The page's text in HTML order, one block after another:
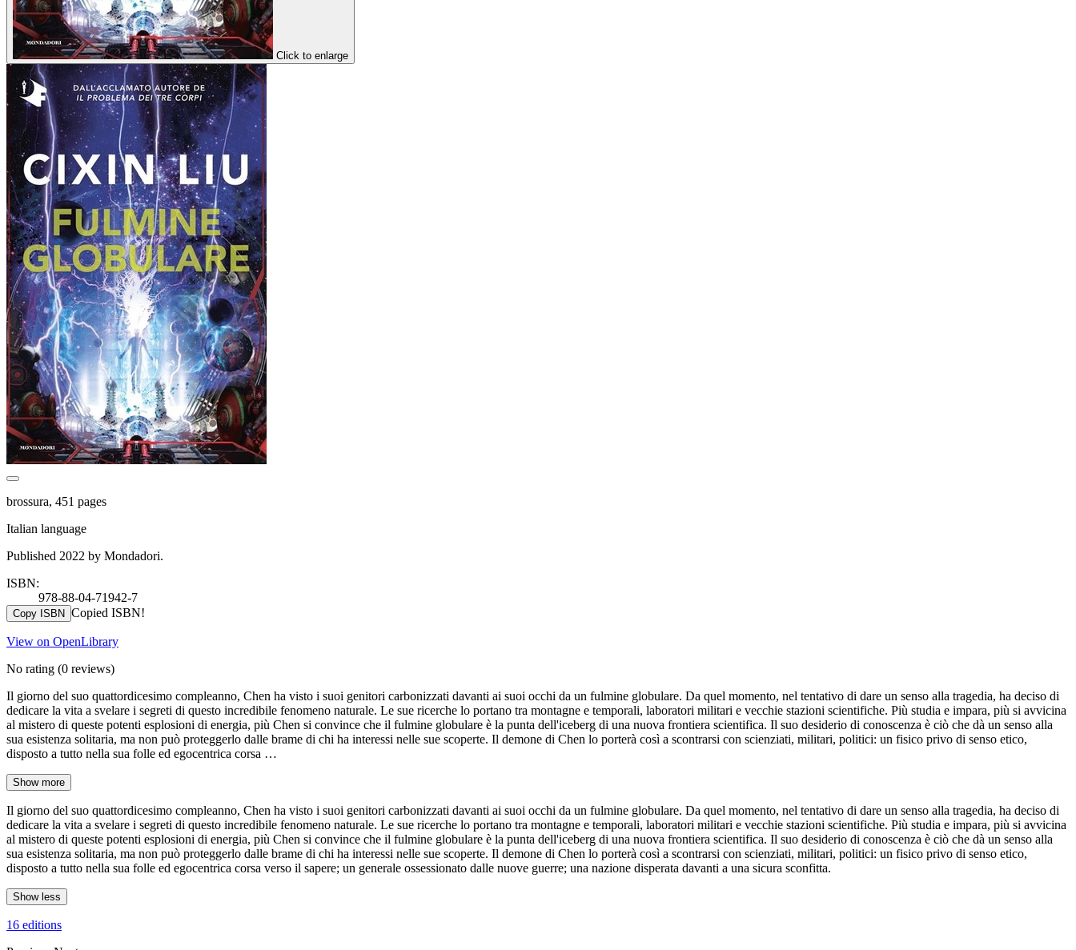
Click to enlarge
brossura, 451 pages
Italian language
Published 2022 by Mondadori.
ISBN:
978-88-04-71942-7
Copy ISBN Copied ISBN!
View on OpenLibrary
No rating (0 reviews)
Il giorno del suo quattordicesimo compleanno, Chen ha visto i suoi genitori carbonizzati davanti ai suoi occhi da un fulmine globulare. Da quel momento, nel tentativo di dare un senso alla tragedia, ha deciso di
dedicare la vita a svelare i segreti di questo incredibile fenomeno naturale. Le sue ricerche lo portano tra montagne e temporali, laboratori militari e vecchie stazioni scientifiche. Più studia e impara, più si avvicina
al mistero di queste potenti esplosioni di energia, più Chen si convince che il fulmine globulare è la punta dell'iceberg di una nuova frontiera scientifica. Il suo desiderio di conoscenza è ciò che dà un senso alla
sua esistenza solitaria, ma non può proteggerlo dalle brame di chi ha interessi nelle sue scoperte. Il demone di Chen lo porterà così a scontrarsi con scienziati, militari, politici: un fisico privo di senso etico,
disposto a tutto nella sua folle ed egocentrica corsa …
Show more
Il giorno del suo quattordicesimo compleanno, Chen ha visto i suoi genitori carbonizzati davanti ai suoi occhi da un fulmine globulare. Da quel momento, nel tentativo di dare un senso alla tragedia, ha deciso di
dedicare la vita a svelare i segreti di questo incredibile fenomeno naturale. Le sue ricerche lo portano tra montagne e temporali, laboratori militari e vecchie stazioni scientifiche. Più studia e impara, più si avvicina
al mistero di queste potenti esplosioni di energia, più Chen si convince che il fulmine globulare è la punta dell'iceberg di una nuova frontiera scientifica. Il suo desiderio di conoscenza è ciò che dà un senso alla
sua esistenza solitaria, ma non può proteggerlo dalle brame di chi ha interessi nelle sue scoperte. Il demone di Chen lo porterà così a scontrarsi con scienziati, militari, politici: un fisico privo di senso etico,
disposto a tutto nella sua folle ed egocentrica corsa verso il sapere; un generale ossessionato dalle nuove guerre; una nazione disperata davanti a una sicura sconfitta.
Show less
16 editions